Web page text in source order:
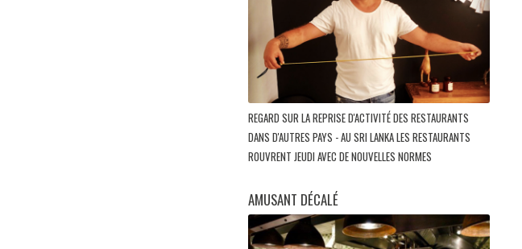
REGARD SUR LA REPRISE D'ACTIVITÉ DES RESTAURANTS
DANS D'AUTRES PAYS - AU SRI LANKA LES RESTAURANTS
ROUVRENT JEUDI AVEC DE NOUVELLES NORMES
AMUSANT DÉCALÉ